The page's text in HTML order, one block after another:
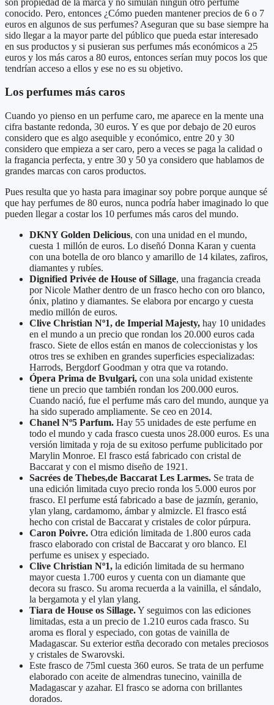
conocido. Pero, entonces ¿Cómo pueden mantener precios de 6 o 7
euros en algunos de sus perfumes? Aseguran que su base siempre ha
sido llegar a la mayor parte del público que pueda estar interesado
en sus productos y si pusieran sus perfumes más económicos a 25
euros y los más caros a 80 euros, entonces serían muy pocos los que
tendrían acceso a ellos y ese no es su objetivo.
Los perfumes más caros
Cuando yo pienso en un perfume caro, me aparece en la mente una
cifra bastante redonda, 30 euros. Y es que por debajo de 20 euros
considero que es algo asequible y económico, entre 20 y 30
considero que empieza a ser caro, pero a veces se paga la calidad o
la fragancia perfecta, y entre 30 y 50 ya considero que hablamos de
grandes marcas con caros productos.
Pues resulta que yo hasta para imaginar soy pobre porque aunque sé
que hay perfumes de 80 euros, nunca podría haber imaginado lo que
pueden llegar a costar los 10 perfumes más caros del mundo.
DKNY Golden Delicious, con una unidad en el mundo,
cuesta 1 millón de euros. Lo diseñó Donna Karan y cuenta
con una botella de oro blanco y amarillo de 14 kilates, zafiros,
diamantes y rubíes.
Dignified Privée de House of Sillage, una fragancia creada
por Nicole Mather dentro de un frasco hecho con oro blanco,
ónix, platino y diamantes. Se elabora por encargo y cuesta
medio millón de euros.
Clive Christian Nº1, de Imperial Majesty, hay 10 unidades
en el mundo a un precio que rondan los 20.000 euros cada
frasco. Siete de ellos están en manos de coleccionistas y los
otros tres se exhiben en grandes superficies especializadas:
Harrods, Bergdorf Goodman y otra que va rotando.
Ópera Prima de Bvulgari, con una sola unidad existente
tiene un precio que también rondan los 200.000 euros.
Cuando nació, fue el perfume más caro del mundo, aunque ya
ha sido superado ampliamente. Se ceo en 2014.
Chanel Nº5 Parfum. Hay 55 unidades de este perfume en
todo el mundo y cada frasco cuesta unos 28.000 euros. Es una
versión limitada y roja de su exitoso perfume publicitado por
Marylin Monroe. El frasco está fabricado con cristal de
Baccarat y con el mismo diseño de 1921.
Sacrées de Thebes,de Baccarat Les Larmes. Se trata de
una edición limitada cuyo precio ronda los 5.000 euros por
frasco. El perfume está fabricado a base de jazmín, geranio,
ylan ylang, cardamomo, ámbar y almizcle. El frasco está
hecho con cristal de Baccarat y cristales de color púrpura.
Caron Poivre. Otra edición limitada de 1.800 euros cada
frasco elaborado con cristal de Baccarat y oro blanco. El
perfume es unisex y especiado.
Clive Christian Nº1, la edición limitada de su hermano
mayor cuesta 1.700 euros y cuenta con un diamante que
decora su frasco. Su aroma recuerda a la vainilla, el sándalo,
la bergamota y el ylan ylang.
Tiara de House os Sillage.Y seguimos con las ediciones
limitadas, esta a un precio de 1.210 euros cada frasco. Su
aroma es floral y especiado, con gotas de vainilla de
Madagascar. Su exterior estña decorado con metales preciosos
y cristales de Swarovski.
Este frasco de 75ml cuesta 360 euros. Se trata de un perfume
elaborado con aceite de almendras tunecino, vainilla de
Madagascar y azahar. El frasco se adorna con brillantes
dorados.